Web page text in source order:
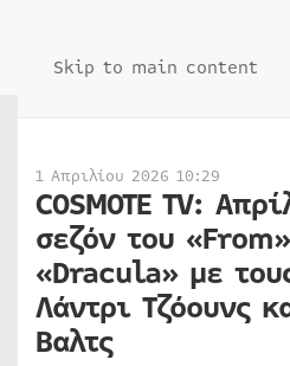
Skip to main content
1 Απριλίου 2026 10:29
COSMOTE TV:
σεζόν του
«Dracula» με
Λάντρι Τζόουνς
Βαλτς